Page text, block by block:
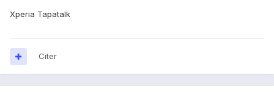
Xperia Tapatalk
Citer